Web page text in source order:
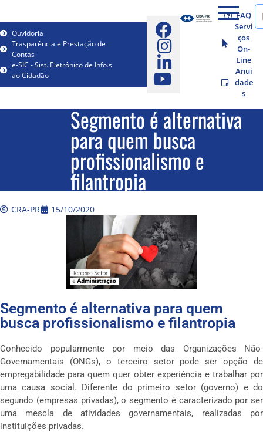
Ouvidoria
Trasparência e Prestação de
Contas
e-SIC - Sist. Eletrônico de Info.s
ao Cidadão
FAQ
Servi
ços
On-
Line
Anui
dade
s
Segmento é alternativa
para quem busca
profissionalismo e
filantropia
CRA-PR 15/10/2020
Segmento é alternativa para quem
busca profissionalismo e filantropia
Conhecido popularmente por meio das Organizações Não-
Governamentais (ONGs), o terceiro setor pode ser opção de
empregabilidade para quem quer obter experiência e trabalhar por
uma causa social. Diferente do primeiro setor (governo) e do
segundo (empresas privadas), o segmento é caracterizado por ser
uma mescla de atividades governamentais, realizadas por
instituições privadas.